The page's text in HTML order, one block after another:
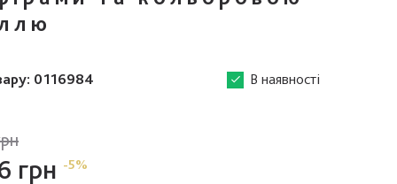
0116984 В наявності
грн -5%